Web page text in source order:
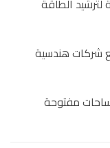
لترشيد الطاقة
شركات هندسية
مفتوحة